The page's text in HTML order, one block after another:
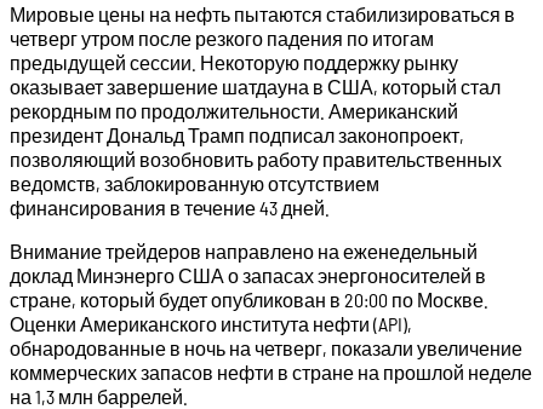
Мировые цены на нефть пытаются стабилизироваться в
четверг утром после резкого падения по итогам
предыдущей сессии. Некоторую поддержку рынку
оказывает завершение шатдауна в США, который стал
рекордным по продолжительности. Американский
президент Дональд Трамп подписал законопроект,
позволяющий возобновить работу правительственных
ведомств, заблокированную отсутствием
финансирования в течение 43 дней.
Внимание трейдеров направлено на еженедельный
доклад Минэнерго США о запасах энергоносителей в
стране, который будет опубликован в 20:00 по Москве.
Оценки Американского института нефти (API),
обнародованные в ночь на четверг, показали увеличение
коммерческих запасов нефти в стране на прошлой неделе
на 1,3 млн баррелей.